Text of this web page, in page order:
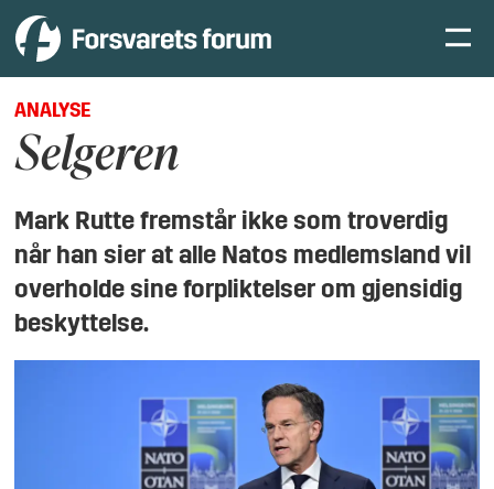
ANALYSE
Selgeren
Mark Rutte fremstår ikke som troverdig
når han sier at alle Natos medlemsland vil
overholde sine forpliktelser om gjensidig
beskyttelse.